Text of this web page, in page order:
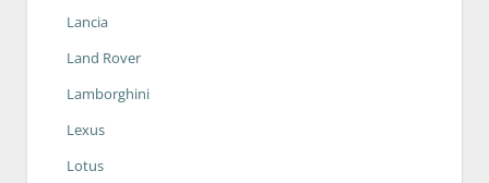
Lancia
Land Rover
Lamborghini
Lexus
Lotus